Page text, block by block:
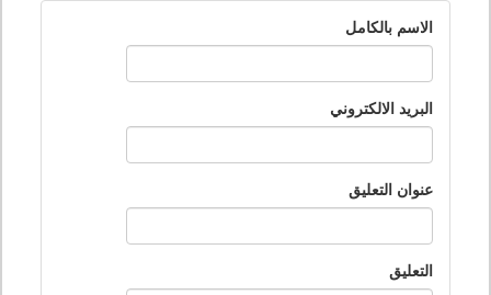
الاسم بالكامل
البريد الالكتروني
عنوان التعليق
التعليق